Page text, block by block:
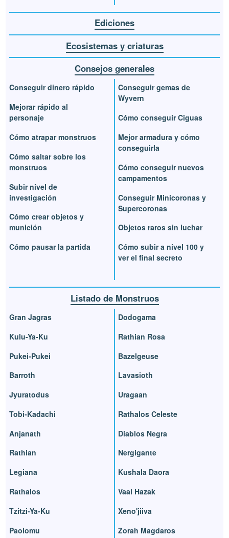
Ediciones
Ecosistemas y criaturas
Consejos generales
Conseguir dinero rápido
Mejorar rápido al
personaje
Cómo atrapar monstruos
Cómo saltar sobre los
monstruos
Subir nivel de
investigación
Cómo crear objetos y
munición
Cómo pausar la partida
Conseguir gemas de
Wyvern
Cómo conseguir Ciguas
Mejor armadura y cómo
conseguirla
Cómo conseguir nuevos
campamentos
Conseguir Minicoronas y
Supercoronas
Objetos raros sin luchar
Cómo subir a nivel 100 y
ver el final secreto
Listado de Monstruos
Gran Jagras
Kulu-Ya-Ku
Pukei-Pukei
Barroth
Jyuratodus
Tobi-Kadachi
Anjanath
Rathian
Legiana
Rathalos
Tzitzi-Ya-Ku
Paolomu
Dodogama
Rathian Rosa
Bazelgeuse
Lavasioth
Uragaan
Rathalos Celeste
Diablos Negra
Nergigante
Kushala Daora
Vaal Hazak
Xeno'jiiva
Zorah Magdaros